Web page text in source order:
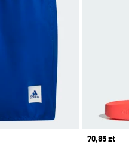
Current
70,85 zł